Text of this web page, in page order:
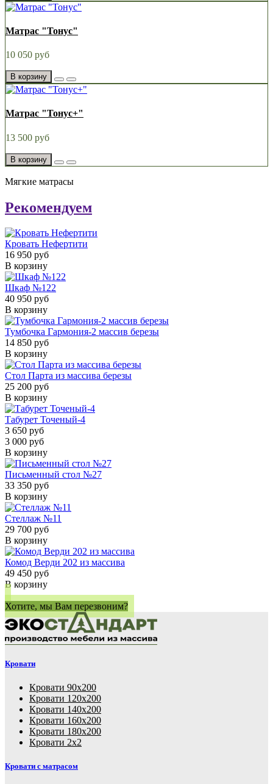
Матрас "Тонус"
10 050 руб
В корзину
Матрас "Тонус+"
13 500 руб
В корзину
Мягкие матрасы
Рекомендуем
Кровать Нефертити
16 950 руб
В корзину
Шкаф №122
40 950 руб
В корзину
Тумбочка Гармония-2 массив березы
14 850 руб
В корзину
Стол Парта из массива березы
25 200 руб
В корзину
Табурет Точеный-4
3 650 руб
3 000 руб
В корзину
Письменный стол №27
33 350 руб
В корзину
Стеллаж №11
29 700 руб
В корзину
Комод Верди 202 из массива
49 450 руб
В корзину
Хотите, мы Вам перезвоним?
Кровати
Кровати 90х200
Кровати 120х200
Кровати 140х200
Кровати 160х200
Кровати 180х200
Кровати 2х2
Кровати с матрасом